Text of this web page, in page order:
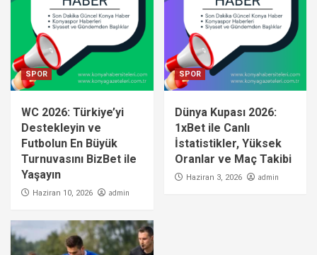
SPOR
WC 2026: Türkiye’yi
Destekleyin ve
Futbolun En Büyük
Turnuvasını BizBet ile
Yaşayın
Haziran 10, 2026 admin
SPOR
Dünya Kupası 2026:
1xBet ile Canlı
İstatistikler, Yüksek
Oranlar ve Maç Takibi
Haziran 3, 2026 admin